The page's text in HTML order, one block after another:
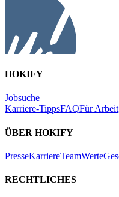
HOKIFY
Jobsuche
Karriere-TippsFAQFür
ÜBER HOKIFY
PresseKarriereTeamWerte
RECHTLICHES